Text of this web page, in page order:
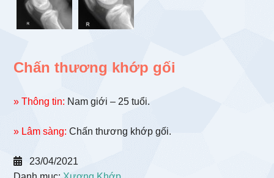
Chấn thương khớp gối
» Thông tin: Nam giới – 25 tuổi.
» Lâm sàng: Chấn thương khớp gối.
23/04/2021